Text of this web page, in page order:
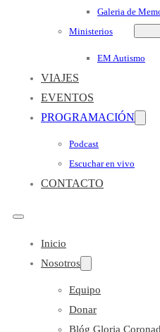
Galeria de
Ministerios
EM Autismo
VIAJES
EVENTOS
PROGRAMACIÓN
Podcast
Escuchar en vivo
CONTACTO
Inicio
Nosotros
Equipo
Donar
Blóg Gloria